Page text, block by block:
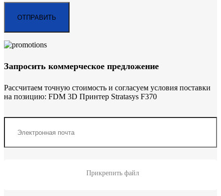
Запросить коммерческое предложение
Рассчитаем точную стоимость и согласуем условия поставки
на позицию: FDM 3D Принтер Stratasys F370
Прикрепить файл